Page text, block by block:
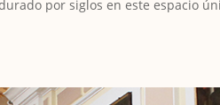
por siglos en este espacio